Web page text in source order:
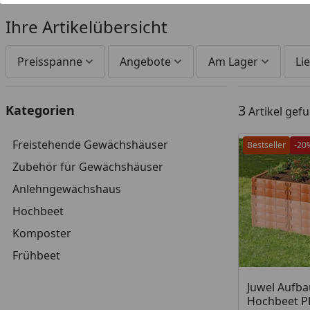
Ihre Artikelübersicht
Preisspanne Angebote Am Lager
Kategorien
Freistehende Gewächshäuser
Zubehör für Gewächshäuser
Anlehngewächshaus
Hochbeet
Komposter
Frühbeet
3Artikel
Bestseller -
Juwel
Hochbeet
Produkt